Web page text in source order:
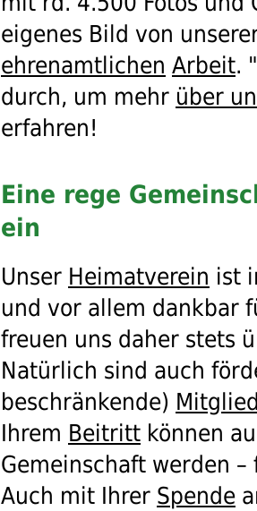
eigenes Bild von
ehrenamtlichen Arbeit. "
durch, um mehr über
erfahren!
Eine rege
ein
Unser Heimatverein ist
und vor allem dankbar
freuen uns daher stets
Natürlich sind auch
beschränkende)
Ihrem Beitritt können
Gemeinschaft werden
Auch mit Ihrer Spende